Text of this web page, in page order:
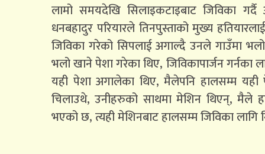
लामो समयदेखि सिलाइकटाइबाट जिविका
धनबहादुर परियारले तिनपुस्ताको मुख्य
जिविका गरेको सिपलाई अगाल्दै उनले गाउँमा
भलो खाने पेशा गरेका थिए, जिविकापार्जन गर्नका
यही पेशा अगालेका थिए, मैलेपनि हालसम्म
चिलाउथे, उनीहरुको साथमा मेशिन थिएन्, मैले
भएको छ, त्यही मेशिनबाट हालसम्म जिविका लागि